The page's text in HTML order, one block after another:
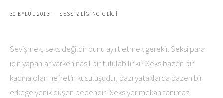
30 EYLÜL 2013 SESSIZLIGINCIGLIGI
Sevişmek, seks değildir bunu ayırt etmek gerekir. Seksi para
için yapanlar varken nasıl bir tutulabilir ki? Seks bazen bir
kadına olan nefretin kusuluşudur, bazı yataklarda bazen bir
erkeğe yenik düşen bedendir. Seks yer mekan tanımaz